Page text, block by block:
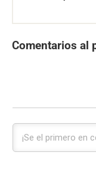
Comentarios al